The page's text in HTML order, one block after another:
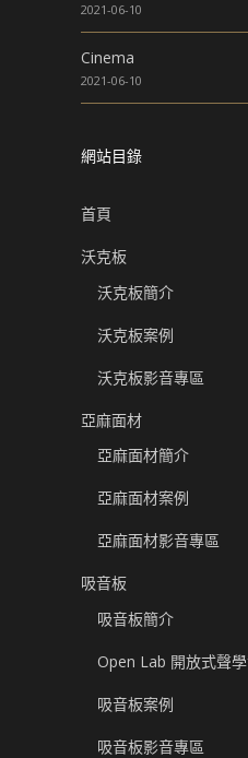
2021-06-10
Cinema
2021-06-10
網站目錄
首頁
沃克板
沃克板簡介
沃克板案例
沃克板影音專區
亞麻面材
亞麻面材簡介
亞麻面材案例
亞麻面材影音專區
吸音板
吸音板簡介
Open Lab 開放式聲
吸音板案例
吸音板影音專區